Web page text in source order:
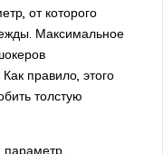
от которого
Максимальное
правило, этого
толстую
параметр,